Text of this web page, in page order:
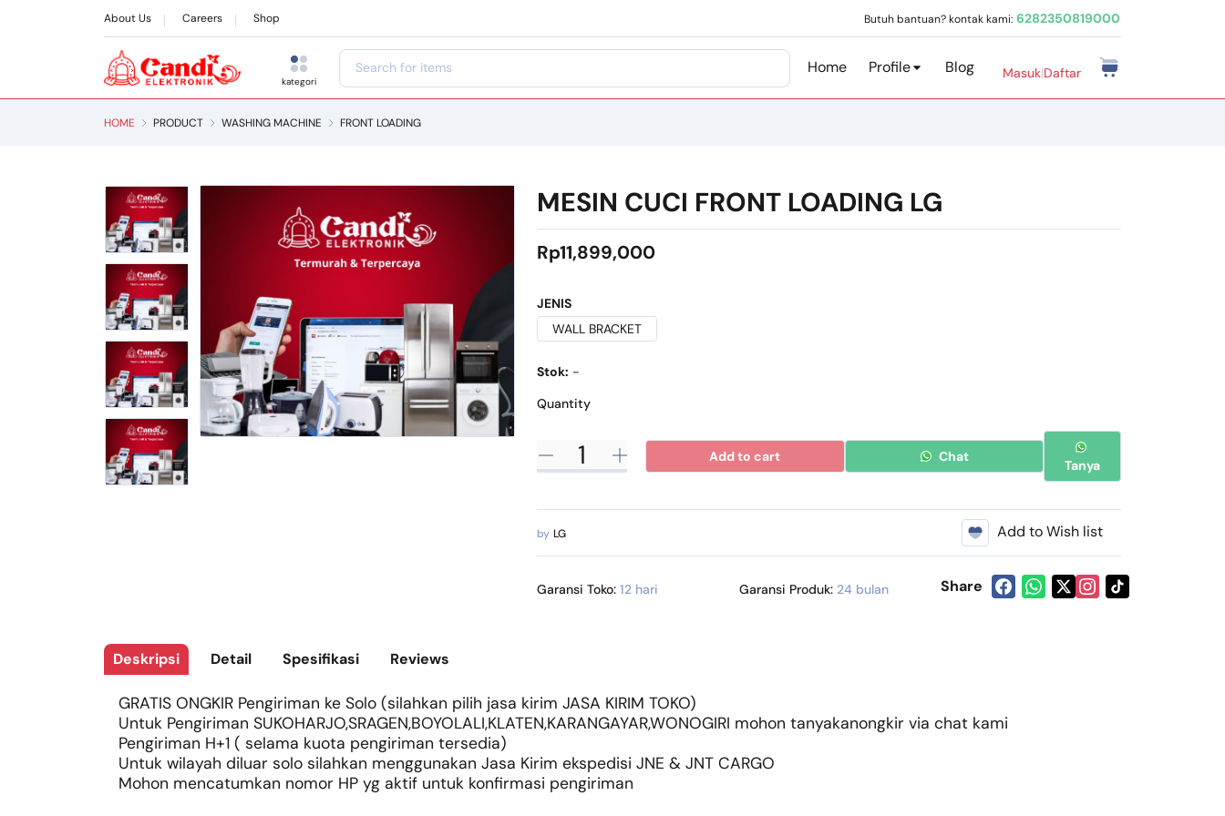
About Us Careers Shop Butuh bantuan? kontak kami: 6282350819000
kategori
Home Profile Blog Masuk|Daftar
HOME PRODUCT WASHING MACHINE FRONT LOADING
MESIN CUCI FRONT LOADING LG
Rp11,899,000
JENIS
WALL BRACKET
Stok: -
Quantity
Add to cart Chat
Tanya
by LG Add to Wish list
Garansi Toko: 12 hari Garansi Produk: 24 bulan Share
Deskripsi Detail Spesifikasi Reviews
GRATIS ONGKIR Pengiriman ke Solo (silahkan pilih jasa kirim JASA KIRIM TOKO)
Untuk Pengiriman SUKOHARJO,SRAGEN,BOYOLALI,KLATEN,KARANGAYAR,WONOGIRI mohon tanyakanongkir via chat kami
Pengiriman H+1 ( selama kuota pengiriman tersedia)
Untuk wilayah diluar solo silahkan menggunakan Jasa Kirim ekspedisi JNE & JNT CARGO
Mohon mencatumkan nomor HP yg aktif untuk konfirmasi pengiriman